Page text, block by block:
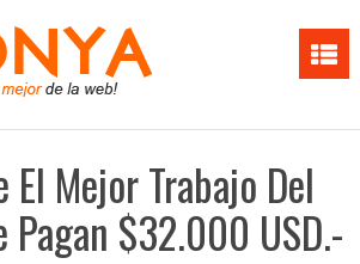
El Mejor Trabajo Del
Pagan $32.000 USD.-